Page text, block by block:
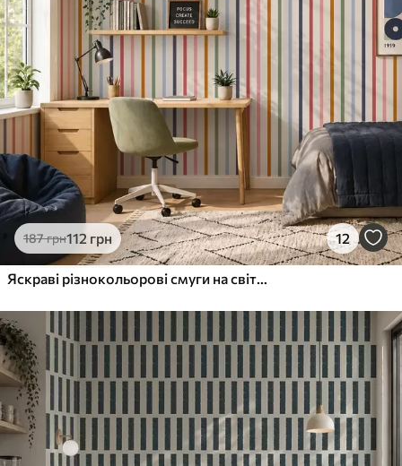
187грн112 грн 12
Яскраві різнокольорові смуги на світлому тлі